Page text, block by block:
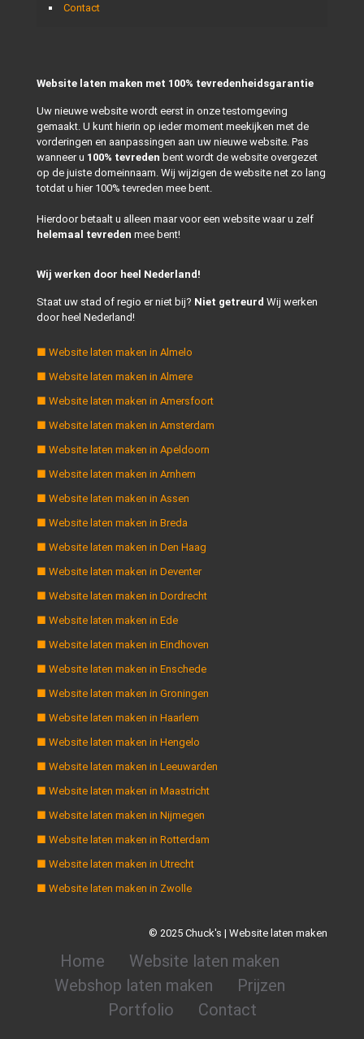
Contact
Website laten maken met 100% tevredenheidsgarantie
Uw nieuwe website wordt eerst in onze testomgeving
gemaakt. U kunt hierin op ieder moment meekijken met de
vorderingen en aanpassingen aan uw nieuwe website. Pas
wanneer u 100% tevreden bent wordt de website overgezet
op de juiste domeinnaam. Wij wijzigen de website net zo lang
totdat u hier 100% tevreden mee bent.
Hierdoor betaalt u alleen maar voor een website waar u zelf
helemaal tevreden mee bent!
Wij werken door heel Nederland!
Staat uw stad of regio er niet bij? Niet getreurd Wij werken
door heel Nederland!
■ Website laten maken in Almelo
■ Website laten maken in Almere
■ Website laten maken in Amersfoort
■ Website laten maken in Amsterdam
■ Website laten maken in Apeldoorn
■ Website laten maken in Arnhem
■ Website laten maken in Assen
■ Website laten maken in Breda
■ Website laten maken in Den Haag
■ Website laten maken in Deventer
■ Website laten maken in Dordrecht
■ Website laten maken in Ede
■ Website laten maken in Eindhoven
■ Website laten maken in Enschede
■ Website laten maken in Groningen
■ Website laten maken in Haarlem
■ Website laten maken in Hengelo
■ Website laten maken in Leeuwarden
■ Website laten maken in Maastricht
■ Website laten maken in Nijmegen
■ Website laten maken in Rotterdam
■ Website laten maken in Utrecht
■ Website laten maken in Zwolle
© 2025 Chuck's | Website laten maken
Home
Website laten maken
Webshop laten maken
Prijzen
Portfolio
Contact